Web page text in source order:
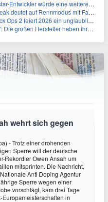
würde eine weitere Verschiebung nicht überraschen
auf Rennmodus mit Fahrzeugen hin
2 feiert 2026 ein unglaubliches Comeback
haben ihre Produktion offenbar schon verkauft
wehrt sich gegen
- Trotz einer drohenden
Sperre will der deutsche
Rekordler Owen Ansah um
mitsprinten. Die Nachricht,
Anti Doping Agentur
Sperre wegen einer
vorschlägt, kam drei Tage
in